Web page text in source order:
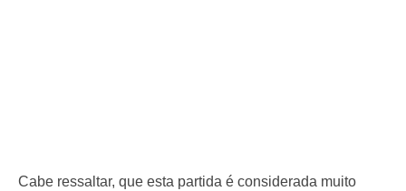
Cabe ressaltar, que esta partida é considerada muito